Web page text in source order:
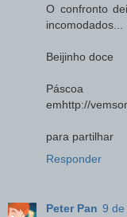
O confronto
incomodados...
Beijinho doce
emhttp://
para partilhar
Responder
Peter Pan 9 de